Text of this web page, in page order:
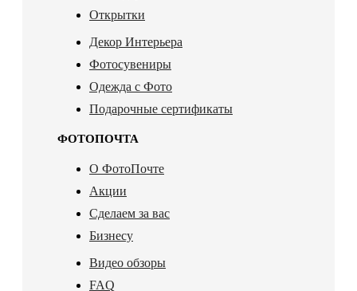
Открытки
Декор Интерьера
Фотосувениры
Одежда с Фото
Подарочные сертификаты
ФОТОПОЧТА
О ФотоПочте
Акции
Сделаем за вас
Бизнесу
Видео обзоры
FAQ